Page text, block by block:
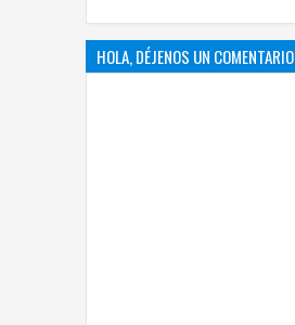
HOLA, DÉJENOS UN COMENTARIO